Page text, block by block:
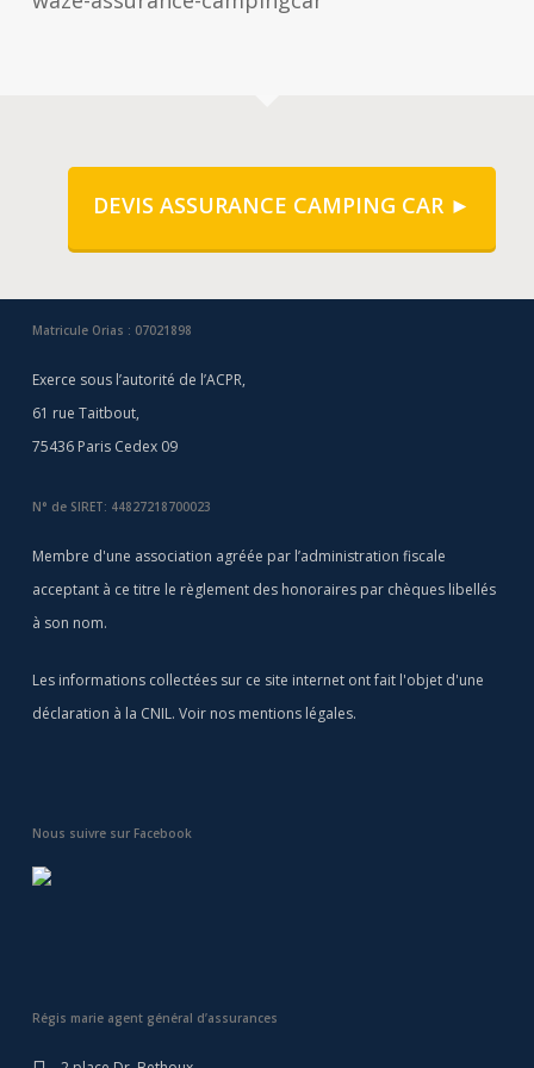
DEVIS ASSURANCE CAMPING CAR ►
Matricule Orias : 07021898
Exerce sous l’autorité de l’ACPR,
61 rue Taitbout,
75436 Paris Cedex 09
N° de SIRET: 44827218700023
Membre d'une association agréée par l’administration fiscale
acceptant à ce titre le règlement des honoraires par chèques libellés
à son nom.
Les informations collectées sur ce site internet ont fait l'objet d'une
déclaration à la CNIL. Voir nos mentions légales.
Nous suivre sur Facebook
Régis marie agent général d’assurances